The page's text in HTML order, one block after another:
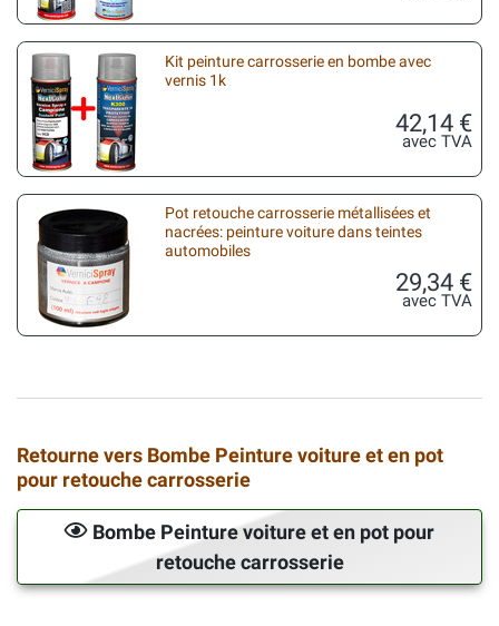
Kit peinture carrosserie en bombe avec
vernis 1k
42,14 €
avec TVA
Pot retouche carrosserie métallisées et
nacrées: peinture voiture dans teintes
automobiles
29,34 €
avec TVA
Retourne vers Bombe Peinture voiture et en pot
pour retouche carrosserie
Bombe Peinture voiture et en pot pour
retouche carrosserie